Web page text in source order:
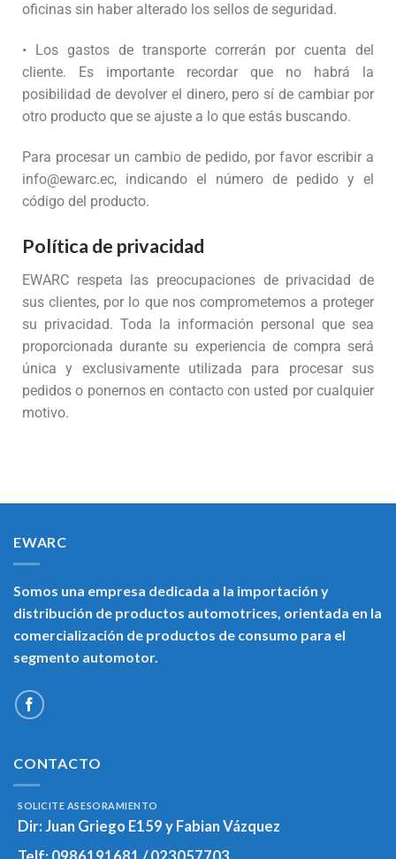
oficinas sin haber alterado los sellos de seguridad.
• Los gastos de transporte correrán por cuenta del
cliente. Es importante recordar que no habrá la
posibilidad de devolver el dinero, pero sí de cambiar por
otro producto que se ajuste a lo que estás buscando.
Para procesar un cambio de pedido, por favor escribir a
info@ewarc.ec, indicando el número de pedido y el
código del producto.
Política de privacidad
EWARC respeta las preocupaciones de privacidad de
sus clientes, por lo que nos comprometemos a proteger
su privacidad. Toda la información personal que sea
proporcionada durante su experiencia de compra será
única y exclusivamente utilizada para procesar sus
pedidos o ponernos en contacto con usted por cualquier
motivo.
EWARC
Somos una empresa dedicada a la importación y
distribución de productos automotrices, orientada en la
comercialización de productos de consumo para el
segmento automotor.
CONTACTO
SOLICITE ASESORAMIENTO
Dir: Juan Griego E159 y Fabian Vázquez